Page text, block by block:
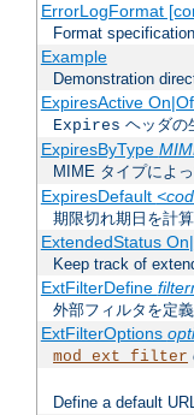
ErrorLogFormat
Format
Example
Demonstration
ExpiresActive
Expires ヘッダの
ExpiresByType
MIME タイプによ
ExpiresDefault
期限切れ期日を計
ExtendedStatus
Keep track of
ExtFilterDefine
外部フィルタを定義
ExtFilterOptions
mod_ext_filter
Define a default